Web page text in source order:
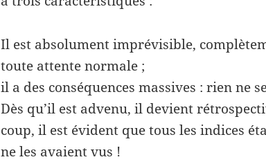
Il est absolument imprévisible,
toute attente normale ;
il a des conséquences massives : rien ne
Dès qu’il est advenu, il devient
coup, il est évident que tous les indices
ne les avaient vus !